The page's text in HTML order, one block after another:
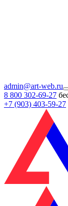
admin@art-web.ru
8 800 302-69-27
+7 (903) 403-59-27